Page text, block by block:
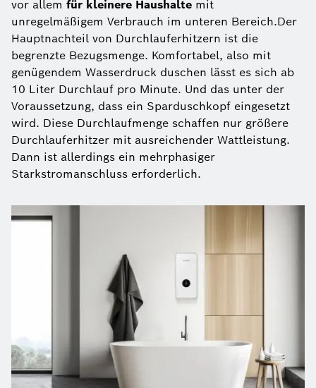
vor allem für kleinere Haushalte mit
unregelmäßigem Verbrauch im unteren Bereich.Der
Hauptnachteil von Durchlauferhitzern ist die
begrenzte Bezugsmenge. Komfortabel, also mit
genügendem Wasserdruck duschen lässt es sich ab
10 Liter Durchlauf pro Minute. Und das unter der
Voraussetzung, dass ein Sparduschkopf eingesetzt
wird. Diese Durchlaufmenge schaffen nur größere
Durchlauferhitzer mit ausreichender Wattleistung.
Dann ist allerdings ein mehrphasiger
Starkstromanschluss erforderlich.